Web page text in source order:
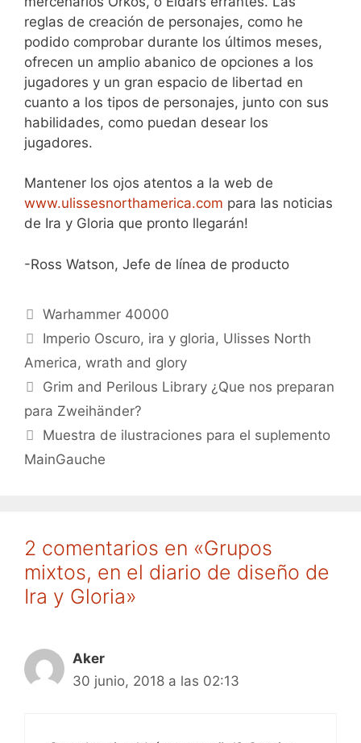
reglas de creación de personajes, como he
podido comprobar durante los últimos meses,
ofrecen un amplio abanico de opciones a los
jugadores y un gran espacio de libertad en
cuanto a los tipos de personajes, junto con sus
habilidades, como puedan desear los
jugadores.
Mantener los ojos atentos a la web de
www.ulissesnorthamerica.com para las noticias
de Ira y Gloria que pronto llegarán!
-Ross Watson, Jefe de línea de producto
Categorías
Warhammer 40000
Etiquetas
Imperio Oscuro, ira y gloria, Ulisses North
America, wrath and glory
Grim and Perilous Library ¿Que nos preparan
para Zweihänder?
Muestra de ilustraciones para el suplemento
MainGauche
2 comentarios en «Grupos
mixtos, en el diario de diseño de
Ira y Gloria»
Aker
30 junio, 2018 a las 02:13